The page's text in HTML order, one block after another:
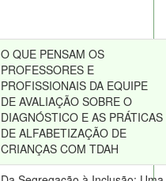
O QUE PENSAM OS
PROFESSORES E
PROFISSIONAIS DA EQUIPE
DE AVALIAÇÃO SOBRE O
DIAGNÓSTICO E AS PRÁTICAS
DE ALFABETIZAÇÃO DE
CRIANÇAS COM TDAH